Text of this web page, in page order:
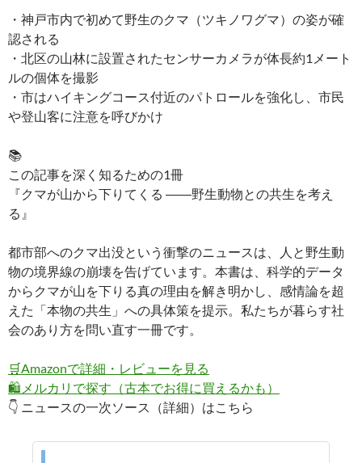
・神戸市内で初めて野生のクマ（ツキノワグマ）の姿が確
認される
・北区の山林に設置されたセンサーカメラが体長約1メート
ルの個体を撮影
・市はハイキングコース付近のパトロールを強化し、市民
や登山客に注意を呼びかけ
📚
この記事を深く知るための1冊
『クマが山から下りてくる ――野生動物との共生を考え
る』
都市部へのクマ出没という衝撃のニュースは、人と野生動
物の境界線の崩壊を告げています。本書は、科学的データ
からクマが山を下りる真の理由を解き明かし、感情論を超
えた「本物の共生」への具体策を提示。私たちが暮らす社
会のあり方を問い直す一冊です。
🛒Amazonで詳細・レビューを見る
🛍️ メルカリで探す（古本でお得に買えるかも）
👇 ニュースの一次ソース（詳細）はこちら